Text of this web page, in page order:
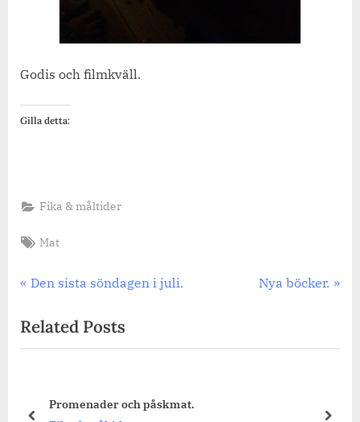
Godis och filmkväll.
Gilla detta:
Fika & måltider
Tags:
Mat
Inläggsnavigering
Previous
Den sista söndagen i juli.
Next
Nya böcker.
Related Posts
Promenader och påskmat.